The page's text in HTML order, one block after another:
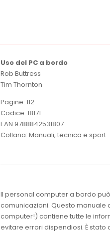
Uso del PC a bordo
Rob Buttress
Tim Thornton
Pagine: 112
Codice: 18171
EAN 9788842531807
Collana: Manuali, tecnica e sport
Il personal computer a bordo
comunicazioni. Questo manuale
computer!) contiene tutte le
evitare errori dispendiosi. È